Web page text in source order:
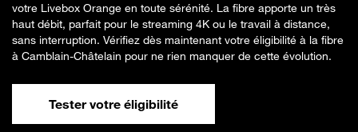
votre Livebox Orange en toute sérénité. La fibre apporte un très
haut débit, parfait pour le streaming 4K ou le travail à distance,
sans interruption. Vérifiez dès maintenant votre éligibilité à la fibre
à Camblain-Châtelain pour ne rien manquer de cette évolution.
Tester votre éligibilité